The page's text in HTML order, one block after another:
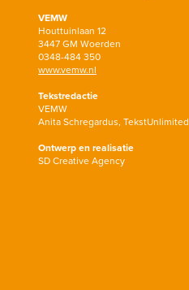
VEMW
Houttuinlaan 12
3447 GM Woerden
0348-484 350
www.vemw.nl
Tekstredactie
VEMW
Anita Schregardus, TekstUnlimited
Ontwerp en realisatie
SD Creative Agency